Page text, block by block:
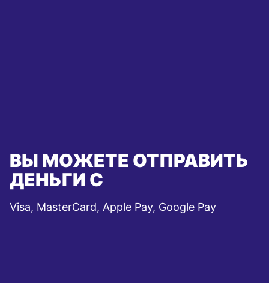
ВЫ МОЖЕТЕ ОТПРАВИТЬ
ДЕНЬГИ С
Visa, MasterCard, Apple Pay, Google Pay